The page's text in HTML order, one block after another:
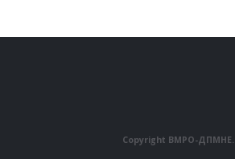
Copyright ВМРО-ДПМНЕ.